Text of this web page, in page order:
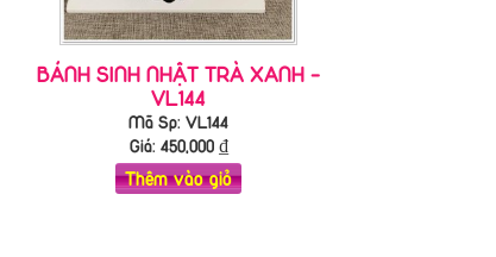
BÁNH SINH NHẬT TRÀ XANH -
VL144
Mã Sp: VL144
Giá: 450,000₫
Thêm vào giỏ